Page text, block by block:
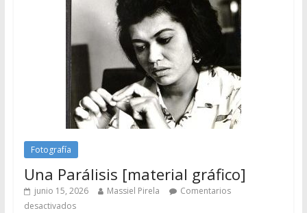
Fotografía
Una Parálisis [material gráfico]
junio 15, 2026 Massiel Pirela
Comentarios
desactivados